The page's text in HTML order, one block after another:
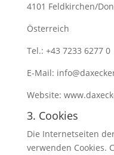
4101 Feldkirchen/
Österreich
Tel.: +43 7233 6277 0
E-Mail:
Website:
3. Cookies
Die Internetseiten
verwenden Cookies.